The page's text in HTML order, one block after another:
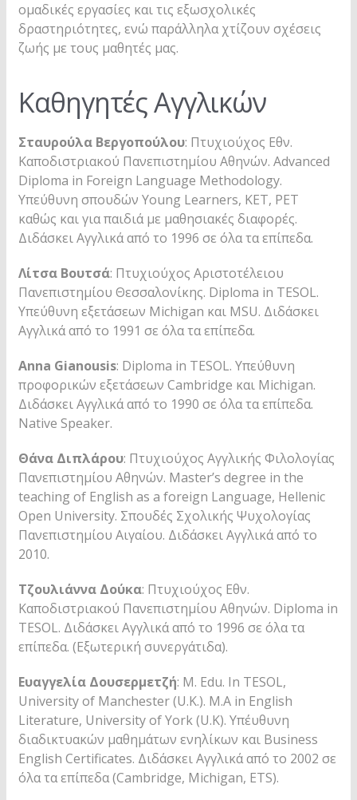
ομαδικές εργασίες και τις εξωσχολικές
δραστηριότητες, ενώ παράλληλα χτίζουν σχέσεις
ζωής με τους μαθητές μας.
Καθηγητές Αγγλικών
Σταυρούλα Βεργοπούλου: Πτυχιούχος Εθν.
Καποδιστριακού Πανεπιστημίου Αθηνών. Advanced
Diploma in Foreign Language Methodology.
Υπεύθυνη σπουδών Young Learners, KET, PET
καθώς και για παιδιά με μαθησιακές διαφορές.
Διδάσκει Αγγλικά από το 1996 σε όλα τα επίπεδα.
Λίτσα Βουτσά: Πτυχιούχος Αριστοτέλειου
Πανεπιστημίου Θεσσαλονίκης. Diploma in TESOL.
Υπεύθυνη εξετάσεων Michigan και MSU. Διδάσκει
Αγγλικά από το 1991 σε όλα τα επίπεδα.
Anna Gianousis: Diploma in TESOL. Υπεύθυνη
προφορικών εξετάσεων Cambridge και Michigan.
Διδάσκει Αγγλικά από το 1990 σε όλα τα επίπεδα.
Native Speaker.
Θάνα Διπλάρου: Πτυχιούχος Αγγλικής Φιλολογίας
Πανεπιστημίου Αθηνών. Master’s degree in the
teaching of English as a foreign Language, Hellenic
Open University. Σπουδές Σχολικής Ψυχολογίας
Πανεπιστημίου Αιγαίου. Διδάσκει Αγγλικά από το
2010.
Τζουλιάννα Δούκα: Πτυχιούχος Εθν.
Καποδιστριακού Πανεπιστημίου Αθηνών. Diploma in
TESOL. Διδάσκει Αγγλικά από το 1996 σε όλα τα
επίπεδα. (Εξωτερική συνεργάτιδα).
Ευαγγελία Δουσερμετζή: Μ. Edu. In TESOL,
University of Manchester (U.K.). Μ.Α in English
Literature, University of York (U.K). Υπέυθυνη
διαδικτυακών μαθημάτων ενηλίκων και Business
English Certificates. Διδάσκει Αγγλικά από το 2002 σε
όλα τα επίπεδα (Cambridge, Michigan, ETS).